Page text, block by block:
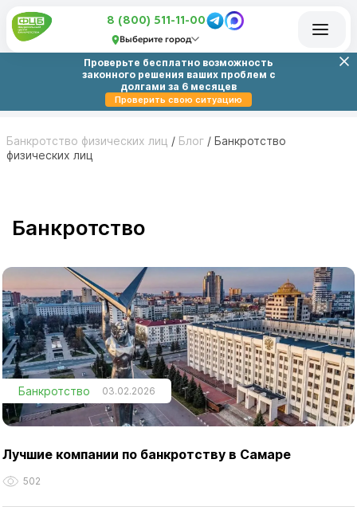
8 (800) 511-11-00
Выберите город
Проверьте бесплатно возможность
законного решения ваших проблем с
долгами за 6 месяцев
Проверить свою ситуацию
Банкротство физических лиц / Блог / Банкротство
физических лиц
Банкротство
Банкротство 03.02.2026
Лучшие компании по банкротству в Самаре
502